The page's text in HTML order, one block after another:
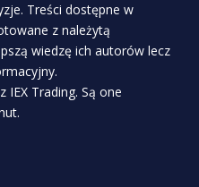
Treści dostępne w
z należytą
wiedzę ich autorów lecz
IEX Trading. Są one